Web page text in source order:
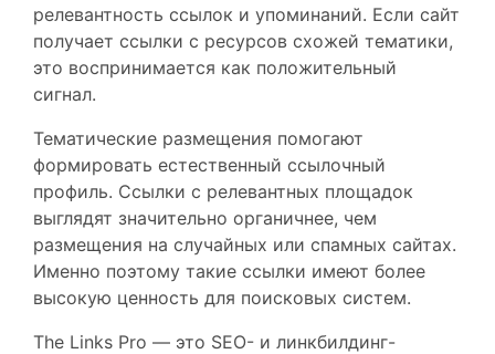
релевантность ссылок и упоминаний. Если сайт
получает ссылки с ресурсов схожей тематики,
это воспринимается как положительный
сигнал.
Тематические размещения помогают
формировать естественный ссылочный
профиль. Ссылки с релевантных площадок
выглядят значительно органичнее, чем
размещения на случайных или спамных сайтах.
Именно поэтому такие ссылки имеют более
высокую ценность для поисковых систем.
The Links Pro — это SEO- и линкбилдинг-